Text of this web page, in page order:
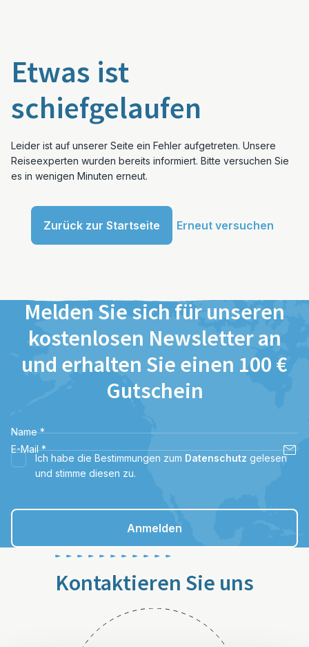
Etwas ist
schiefgelaufen
Leider ist auf unserer Seite ein Fehler aufgetreten. Unsere
Reiseexperten wurden bereits informiert. Bitte versuchen Sie
es in wenigen Minuten erneut.
Zurück zur Startseite Erneut versuchen
Melden Sie sich für unseren
kostenlosen Newsletter an
und erhalten Sie einen 100 €
Gutschein
Name *
E-Mail *
Ich habe die Bestimmungen zum Datenschutz gelesen
und stimme diesen zu.
Anmelden
Kontaktieren Sie uns